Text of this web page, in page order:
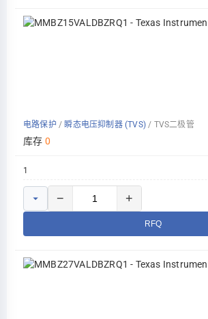
电路保护 / 瞬态电压抑制器 (TVS) / TVS二极管
库存 0
1
− +
RFQ